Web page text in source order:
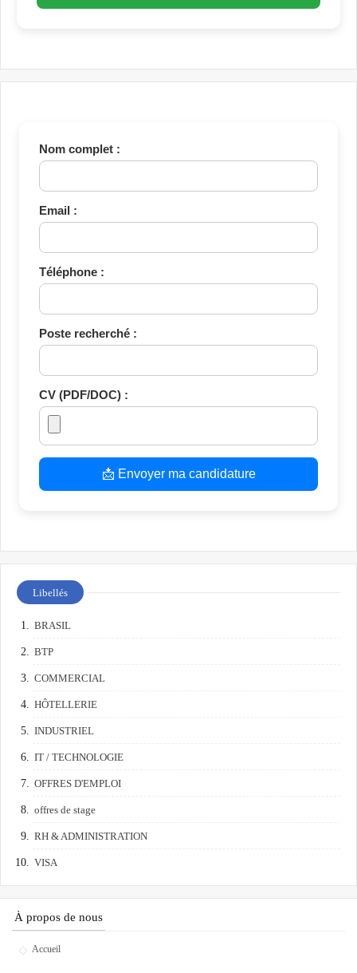
Nom complet :
Email :
Téléphone :
Poste recherché :
CV (PDF/DOC) :
📩 Envoyer ma candidature
Libellés
BRASIL
BTP
COMMERCIAL
HÔTELLERIE
INDUSTRIEL
IT / TECHNOLOGIE
OFFRES D'EMPLOI
offres de stage
RH & ADMINISTRATION
VISA
À propos de nous
Accueil